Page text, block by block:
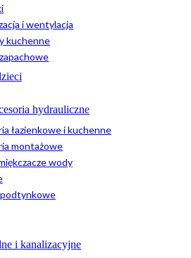
i wentylacja
kuchenne
hydrauliczne
łazienkowe i kuchenne
montażowe
wody
i kanalizacyjne